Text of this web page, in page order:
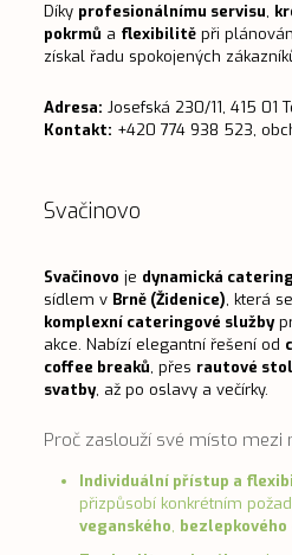
Díky profesionálnímu servisu,
pokrmů a flexibilitěpři
získal řadu spokojených
Adresa: Josefská 230/11, 415 01
Kontakt: +420 774 938 523,
Svačinovo
Svačinovo je dynamická
sídlem v Brně (Židenice), která
komplexní cateringové služby
akce. Nabízí elegantní řešení od
coffee breaků, přes rautové
svatby, až po oslavy a večírky.
Proč zaslouží své místo mezi
Individuální přístup a
přizpůsobí konkrétním
veganského, bezlepkového